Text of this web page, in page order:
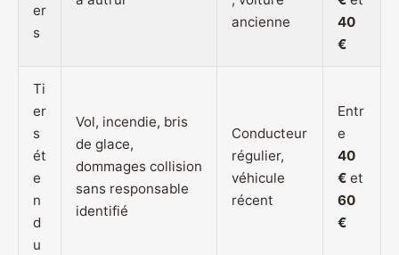
er
s
ancienne
40
€
Ti
er
s
ét
e
n
d
u
Vol, incendie, bris
de glace,
dommages collision
sans responsable
identifié
Conducteur
régulier,
véhicule
récent
Entr
e
40
€ et
60
€